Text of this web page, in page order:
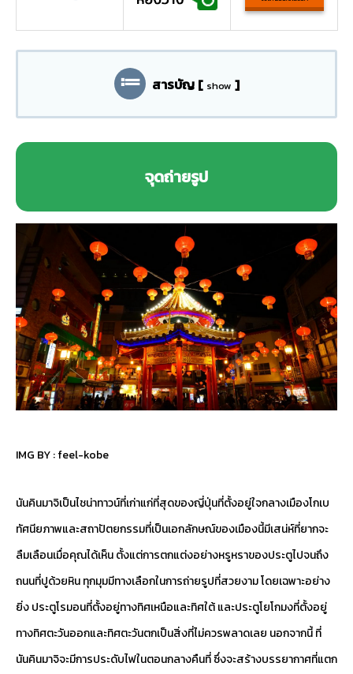
สารบัญ [ show ]
จุดถ่ายรูป
IMG BY :feel-kobe
นันคินมาจิเป็นไชน่าทาวน์ที่เก่าแก่ที่สุดของญี่ปุ่นที่ตั้งอยู่ใจกลางเมืองโกเบ
ทัศนียภาพและสถาปัตยกรรมที่เป็นเอกลักษณ์ของเมืองนี้มีเสน่ห์ที่ยากจะ
ลืมเลือนเมื่อคุณได้เห็น ตั้งแต่การตกแต่งอย่างหรูหราของประตูไปจนถึง
ถนนที่ปูด้วยหิน ทุกมุมมีทางเลือกในการถ่ายรูปที่สวยงาม โดยเฉพาะอย่าง
ยิ่ง ประตูโรมอนที่ตั้งอยู่ทางทิศเหนือและทิศใต้ และประตูโยโกมงที่ตั้งอยู่
ทางทิศตะวันออกและทิศตะวันตกเป็นสิ่งที่ไม่ควรพลาดเลย นอกจากนี้ ที่
นันคินมาจิจะมีการประดับไฟในตอนกลางคืนที่ ซึ่งจะสร้างบรรยากาศที่แตก